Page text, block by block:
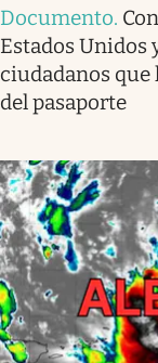
Documento.
Estados Unidos
ciudadanos que
del pasaporte